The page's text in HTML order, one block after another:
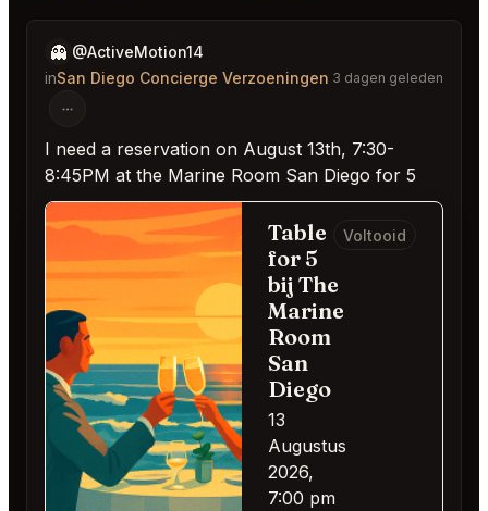
👻 @ActiveMotion14
inSan Diego Concierge Verzoeningen 3 dagen geleden
I need a reservation on August 13th, 7:30-
8:45PM at the Marine Room San Diego for 5
Table
for 5
bij The
Marine
Room
San
Diego
13
Augustus
2026,
7:00 pm
Voltooid